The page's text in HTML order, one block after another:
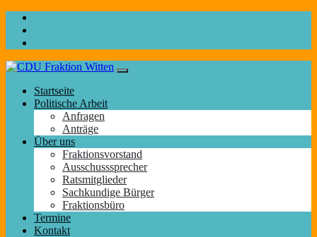
Startseite
Politische Arbeit
Anfragen
Anträge
Über uns
Fraktionsvorstand
Ausschusssprecher
Ratsmitglieder
Sachkundige Bürger
Fraktionsbüro
Termine
Kontakt